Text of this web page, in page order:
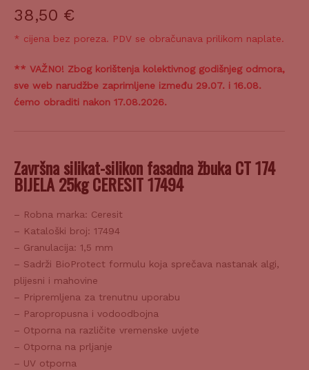
38,50 €
* cijena bez poreza. PDV se obračunava prilikom naplate.
** VAŽNO! Zbog korištenja kolektivnog godišnjeg odmora,
sve web narudžbe zaprimljene između 29.07. i 16.08.
ćemo obraditi nakon 17.08.2026.
Završna silikat-silikon fasadna žbuka CT 174
BIJELA 25kg CERESIT 17494
– Robna marka: Ceresit
– Kataloški broj: 17494
– Granulacija: 1,5 mm
– Sadrži BioProtect formulu koja sprečava nastanak algi,
plijesni i mahovine
– Pripremljena za trenutnu uporabu
– Paropropusna i vodoodbojna
– Otporna na različite vremenske uvjete
– Otporna na prljanje
– UV otporna